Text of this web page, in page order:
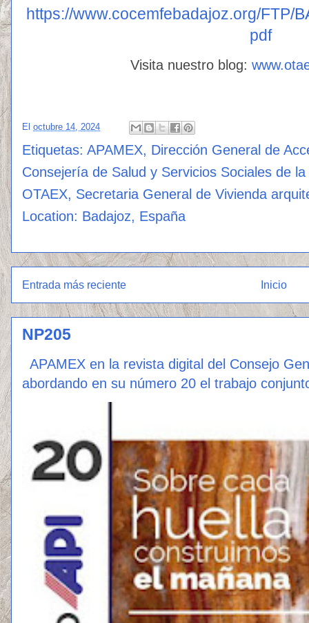
https://www.cocemfebadajoz.org/FTP/
pdf
Visita nuestro blog:
El octubre 14, 2024
Etiquetas: APAMEX, Dirección General de
Consejería de Salud y Servicios Sociales de
OTAEX, Secretaria General de Vivienda
Location: Badajoz, España
Entrada más reciente Inicio
NP205
APAMEX en la revista digital del Consejo
abordando en su número 20 el trabajo